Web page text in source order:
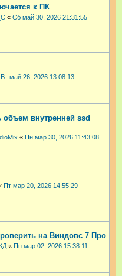
к ПК
« Сб май 30, 2026 21:31:55
Вт май 26, 2026 13:08:13
внутренней ssd
« Пн мар 30, 2026 11:43:08
Пт мар 20, 2026 14:55:29
на Виндовс 7 Про
« Пн мар 02, 2026 15:38:11